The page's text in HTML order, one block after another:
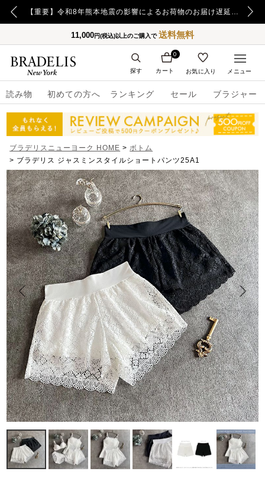
【重要】令和8年熊本地震の影響によるお荷物のお届け遅延について
11,000円(税込)以上のご購入で送料無料
読み物 初めての方へ ランキング セール ブラジャー
カート
0
お気に入り
探す メニュー
ブラデリスニューヨーク HOME
ボトム
ブラデリス ジャスミンスタイルショートパンツ25A1